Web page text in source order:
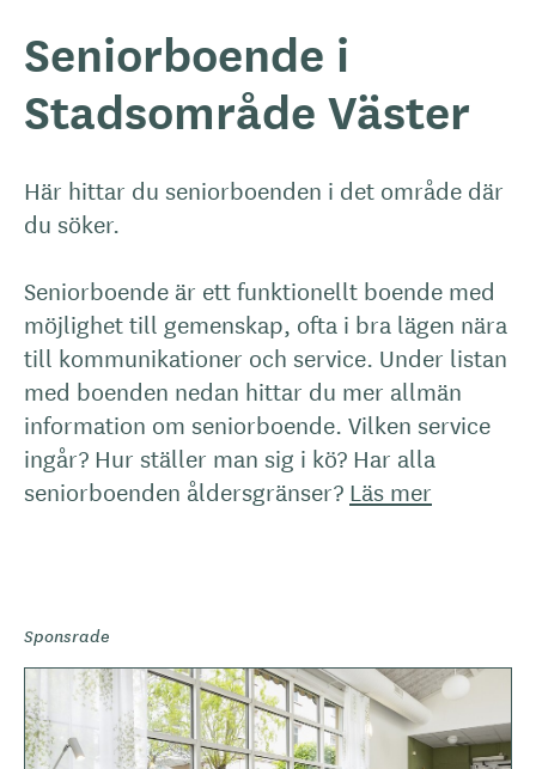
Seniorboende i
Stadsområde Väster
Här hittar du seniorboenden i det område där
du söker.
Seniorboende är ett funktionellt boende med
möjlighet till gemenskap, ofta i bra lägen nära
till kommunikationer och service. Under listan
med boenden nedan hittar du mer allmän
information om seniorboende. Vilken service
ingår? Hur ställer man sig i kö? Har alla
seniorboenden åldersgränser? Läs mer
Sponsrade